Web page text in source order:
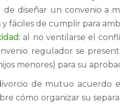
diseñar un convenio a
y fáciles de cumplir para
al no ventilarse el
regulador se
menores) para su
de mutuo acuerdo
cómo organizar su